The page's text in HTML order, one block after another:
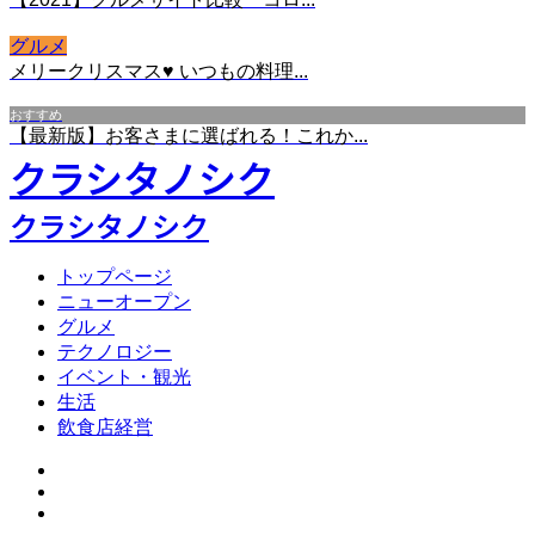
グルメ
メリークリスマス♥ いつもの料理...
おすすめ
【最新版】お客さまに選ばれる！これか...
クラシタノシク
クラシタノシク
トップページ
ニューオープン
グルメ
テクノロジー
イベント・観光
生活
飲食店経営